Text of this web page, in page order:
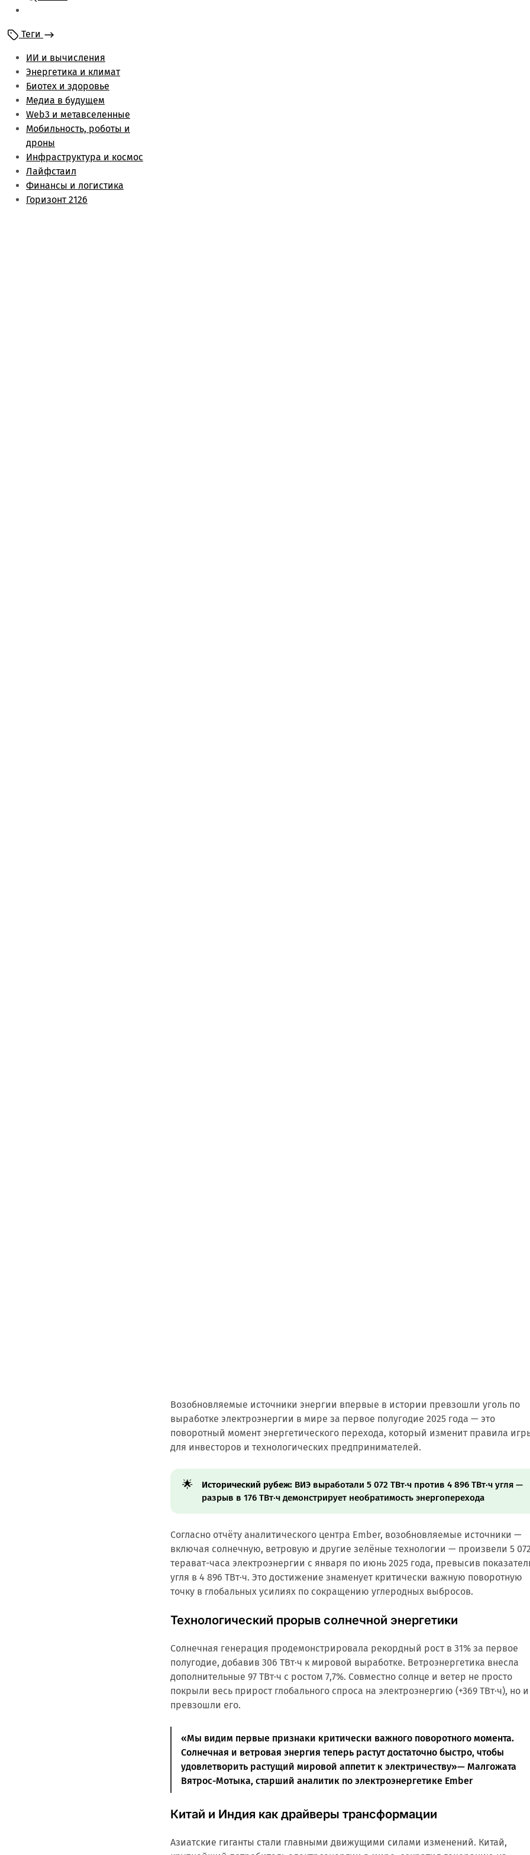
Энергетика и климат
Лайфстаил
Биотех и здоровье
Финансы и логистика
Метаверс и web3
Инфраструктура и
космос
Будущее медиа
Обзоры
Теги
ИИ и вычисления
Энергетика и климат
Биотех и здоровье
Медиа в будущем
Web3 и метавселенные
Мобильность, роботы и
дроны
Инфраструктура и космос
Лайфстаил
Финансы и логистика
Горизонт 2126
Возобновляемые источники энергии впервые в истории превзошли уголь по
выработке электроэнергии в мире за первое полугодие 2025 года — это
поворотный момент энергетического перехода, который изменит правила
для инвесторов и технологических предпринимателей.
🌟 Исторический рубеж: ВИЭ выработали 5 072 ТВт·ч против 4 896 ТВт·ч угля —
разрыв в 176 ТВт·ч демонстрирует необратимость энергоперехода
Согласно отчёту аналитического центра Ember, возобновляемые источники —
включая солнечную, ветровую и другие зелёные технологии — произвели 5 072
терават-часа электроэнергии с января по июнь 2025 года, превысив
угля в 4 896 ТВт·ч. Это достижение знаменует критически важную поворотную
точку в глобальных усилиях по сокращению углеродных выбросов.
Технологический прорыв солнечной энергетики
Солнечная генерация продемонстрировала рекордный рост в 31% за первое
полугодие, добавив 306 ТВт·ч к мировой выработке. Ветроэнергетика внесла
дополнительные 97 ТВт·ч с ростом 7,7%. Совместно солнце и ветер не просто
покрыли весь прирост глобального спроса на электроэнергию (+369 ТВт·ч), но и
превзошли его.
«Мы видим первые признаки критически важного поворотного момента.
Солнечная и ветровая энергия теперь растут достаточно быстро, чтобы
удовлетворить растущий мировой аппетит к электричеству»— Малгожата
Вятрос-Мотыка, старший аналитик по электроэнергетике Ember
Китай и Индия как драйверы трансформации
Азиатские гиганты стали главными движущими силами изменений. Китай,